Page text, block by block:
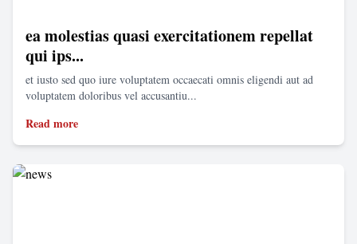
ea molestias quasi exercitationem repellat
qui ips...
et iusto sed quo iure voluptatem occaecati omnis eligendi aut ad
voluptatem doloribus vel accusantiu...
Read more